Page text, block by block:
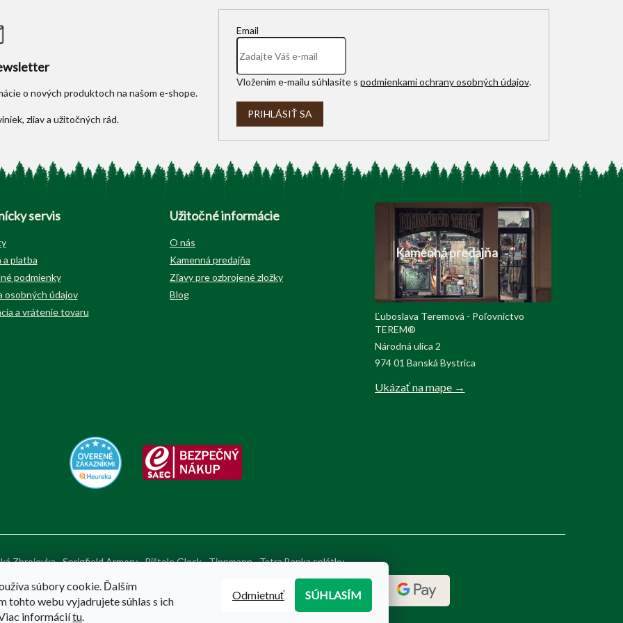
súbory cookie. Ďalším
tohto webu vyjadrujete súhlas s ich
informáciítu.
Odmietnuť SÚHLASÍM
o nových produktoch na našom e-shope.
Email
Vložením e-mailu súhlasíte s podmienkami ochrany osobných údajov.
PRIHLÁSIŤ SA
servis
a platba
podmienky
osobných údajov
a vrátenie tovaru
Užitočné informácie
O nás
Kamenná predajňa
Zľavy pre ozbrojené zložky
Blog
Kamenná predajňa
Ľuboslava Teremová - Poľovnictvo
TEREM®
Národná ulica 2
974 01 Banská Bystrica
Ukázať na mape →
Zbrojovka Sprigfield Armory Pištole Glock Tippmann Tatra Banka splátky